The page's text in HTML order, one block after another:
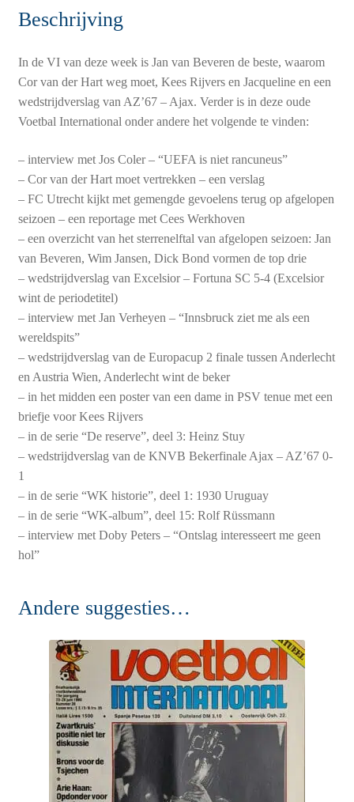
Beschrijving
In de VI van deze week is Jan van Beveren de beste, waarom
Cor van der Hart weg moet, Kees Rijvers en Jacqueline en een
wedstrijdverslag van AZ’67 – Ajax. Verder is in deze oude
Voetbal International onder andere het volgende te vinden:
– interview met Jos Coler – “UEFA is niet rancuneus”
– Cor van der Hart moet vertrekken – een verslag
– FC Utrecht kijkt met gemengde gevoelens terug op afgelopen
seizoen – een reportage met Cees Werkhoven
– een overzicht van het sterrenelftal van afgelopen seizoen: Jan
van Beveren, Wim Jansen, Dick Bond vormen de top drie
– wedstrijdverslag van Excelsior – Fortuna SC 5-4 (Excelsior
wint de periodetitel)
– interview met Jan Verheyen – “Innsbruck ziet me als een
wereldspits”
– wedstrijdverslag van de Europacup 2 finale tussen Anderlecht
en Austria Wien, Anderlecht wint de beker
– in het midden een poster van een dame in PSV tenue met een
briefje voor Kees Rijvers
– in de serie “De reserve”, deel 3: Heinz Stuy
– wedstrijdverslag van de KNVB Bekerfinale Ajax – AZ’67 0-
1
– in de serie “WK historie”, deel 1: 1930 Uruguay
– in de serie “WK-album”, deel 15: Rolf Rüssmann
– interview met Doby Peters – “Ontslag interesseert me geen
hol”
Andere suggesties…